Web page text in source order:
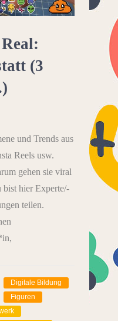
(3
und Trends aus
Reels usw.
gehen sie viral
bist hier Experte/-
teilen.
Digitale Bildung
Figuren